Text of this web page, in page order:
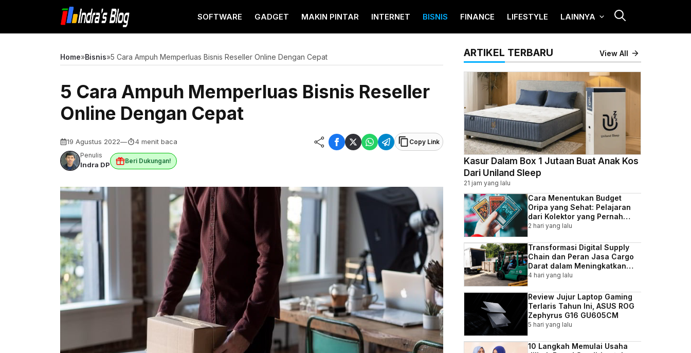
isi
SOFTWARE GADGET MAKIN PINTAR INTERNET BISNIS FINANCE LIFESTYLE LAINNYA
Home»Bisnis»5 Cara Ampuh Memperluas Bisnis Reseller Online Dengan Cepat
5 Cara Ampuh Memperluas Bisnis Reseller
Online Dengan Cepat
19 Agustus 2022— 4 menit baca
Copy Link
Penulis
Indra DP Beri Dukungan!
ARTIKEL TERBARU View All
Kasur Dalam Box 1 Jutaan Buat Anak Kos
Dari Uniland Sleep
21 jam yang lalu
Cara Menentukan Budget
Oripa yang Sehat: Pelajaran
dari Kolektor yang Pernah
Kebablasan
2 hari yang lalu
Transformasi Digital Supply
Chain dan Peran Jasa Cargo
Darat dalam Meningkatkan
Efisiensi Bisnis Indonesia
4 hari yang lalu
Review Jujur Laptop Gaming
Terlaris Tahun Ini, ASUS ROG
Zephyrus G16 GU605CM
5 hari yang lalu
10 Langkah Memulai Usaha